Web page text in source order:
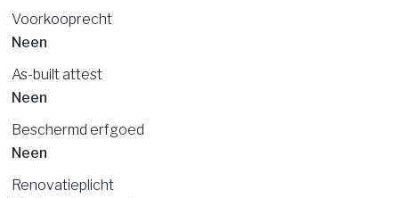
Voorkooprecht
Neen
As-built attest
Neen
Beschermd erfgoed
Neen
Renovatieplicht